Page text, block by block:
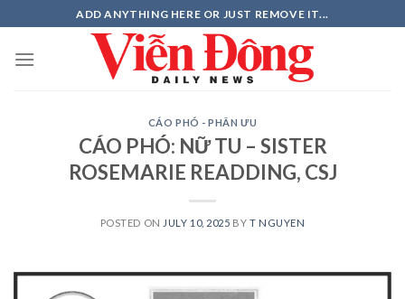
to
content
ADD ANYTHING HERE OR JUST REMOVE IT...
CÁO PHÓ - PHÂN ƯU
CÁO PHÓ: NỮ TU – SISTER
ROSEMARIE READDING, CSJ
POSTED ON JULY 10, 2025 BY T NGUYEN